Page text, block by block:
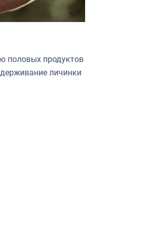
половых продуктов
личинки